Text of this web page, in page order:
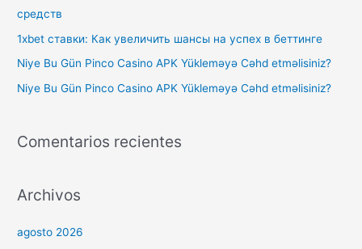
r
:
средств
1xbet ставки: Как увеличить шансы на успех в беттинге
Niye Bu Gün Pinco Casino APK Yükleməyə Cəhd etməlisiniz?
Niye Bu Gün Pinco Casino APK Yükleməyə Cəhd etməlisiniz?
Comentarios recientes
Archivos
agosto 2026